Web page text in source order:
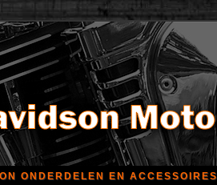
ONDERDELEN EN